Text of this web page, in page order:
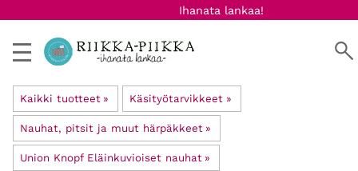
Ihanata lankaa!
Kaikki tuotteet ‪» Käsityötarvikkeet ‪»
Nauhat, pitsit ja muut härpäkkeet ‪»
Union Knopf Eläinkuvioiset nauhat ‪»